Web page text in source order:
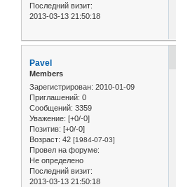
Последний визит:
2013-03-13 21:50:18
Pavel
Members
Зарегистрирован: 2010-01-09
Приглашений: 0
Сообщений: 3359
Уважение: [+0/-0]
Позитив: [+0/-0]
Возраст: 42 [1984-07-03]
Провел на форуме:
Не определено
Последний визит:
2013-03-13 21:50:18